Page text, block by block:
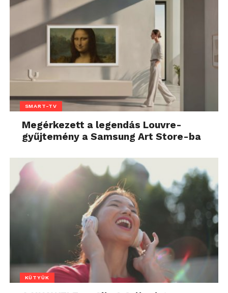
SMART-TV
Megérkezett a legendás Louvre-
gyűjtemény a Samsung Art Store-ba
KÜTYÜK